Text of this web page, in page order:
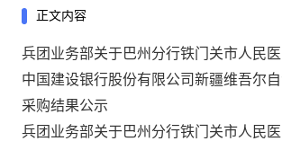
正文内容
兵团业务部关于巴州分行铁门关市人民
中国建设银行股份有限公司新疆维吾尔
采购结果公示
兵团业务部关于巴州分行铁门关市人民